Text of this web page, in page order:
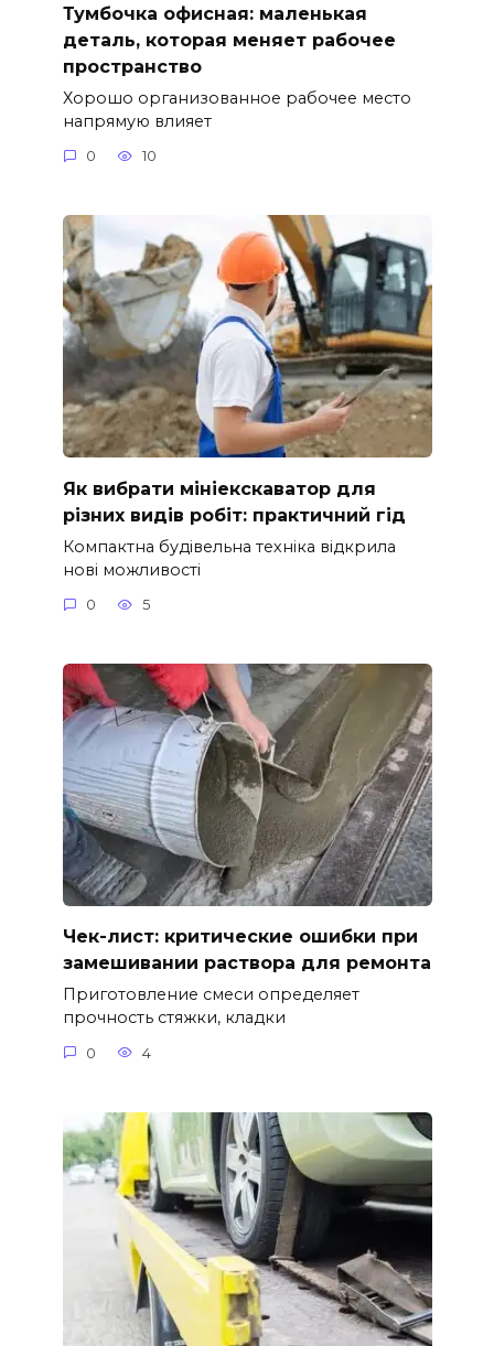
Тумбочка офисная: маленькая
деталь, которая меняет рабочее
пространство
Хорошо организованное рабочее место
напрямую влияет
0 10
Як вибрати мініекскаватор для
різних видів робіт: практичний гід
Компактна будівельна техніка відкрила
нові можливості
0 5
Чек-лист: критические ошибки при
замешивании раствора для ремонта
Приготовление смеси определяет
прочность стяжки, кладки
0 4